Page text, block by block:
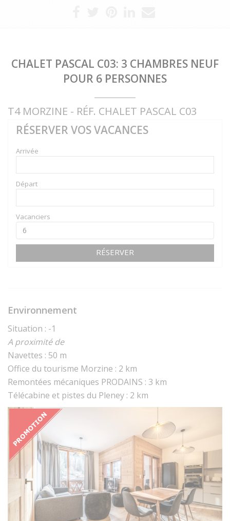
CHALET PASCAL C03: 3 CHAMBRES NEUF
POUR 6 PERSONNES
T4 MORZINE - RÉF. CHALET PASCAL C03
RÉSERVER VOS VACANCES
Arrivée
Départ
Vacanciers
RÉSERVER
Environnement
Situation : -1
A proximité de
Navettes : 50 m
Office du tourisme Morzine : 2 km
Remontées mécaniques PRODAINS : 3 km
Télécabine et pistes du Pleney : 2 km